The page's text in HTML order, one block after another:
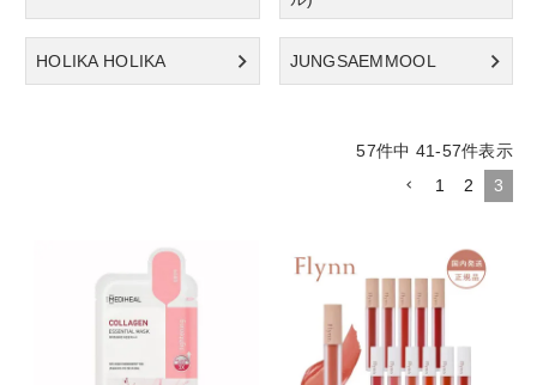
HOLIKA HOLIKA JUNGSAEMMOOL
57件中 41-57件表示
1
2 3